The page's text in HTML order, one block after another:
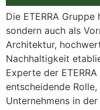
Die ETERRA
sondern auch als
Architektur,
Nachhaltigkeit
Experte der
entscheidende
Unternehmens in